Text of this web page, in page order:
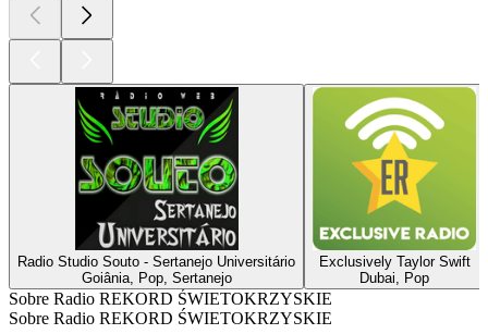
Radio Studio Souto - Sertanejo Universitário
Goiânia, Pop, Sertanejo
Exclusively Taylor Swift
Dubai, Pop
Sobre Radio REKORD ŚWIETOKRZYSKIE
Sobre Radio REKORD ŚWIETOKRZYSKIE